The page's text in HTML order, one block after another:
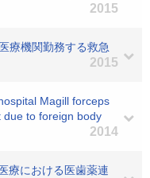
2015
療機関勤務する救急
2015
Magill forceps
due to foreign body
2014
療における医歯薬連